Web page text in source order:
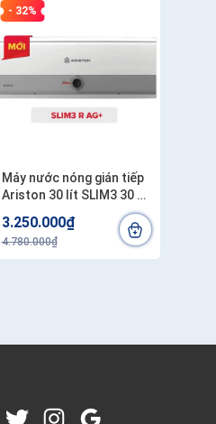
- 32%
Máy nước nóng gián tiếp
Ariston 30 lít SLIM3 30 R
AG+ VN . có ion bạc diệt
khuẩn làm sạch nước.
Công lắp 200.000/1 chiếc
3.250.000₫
4.780.000₫